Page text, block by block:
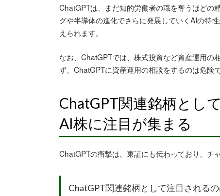
ChatGPTは、まだ知的労働者の職を奪うほどの
グや半導体の進化でさらに発展していくAIの特
えられます。
なお、ChatGPTでは、株式投資など資産運用の
ず、ChatGPTに資産運用の相談をするのは危険で
ChatGPT関連銘柄とし
AI株に注目が集まる
ChatGPTの衝撃は、東証にも伝わっており、チ
ChatGPT関連銘柄として注目される